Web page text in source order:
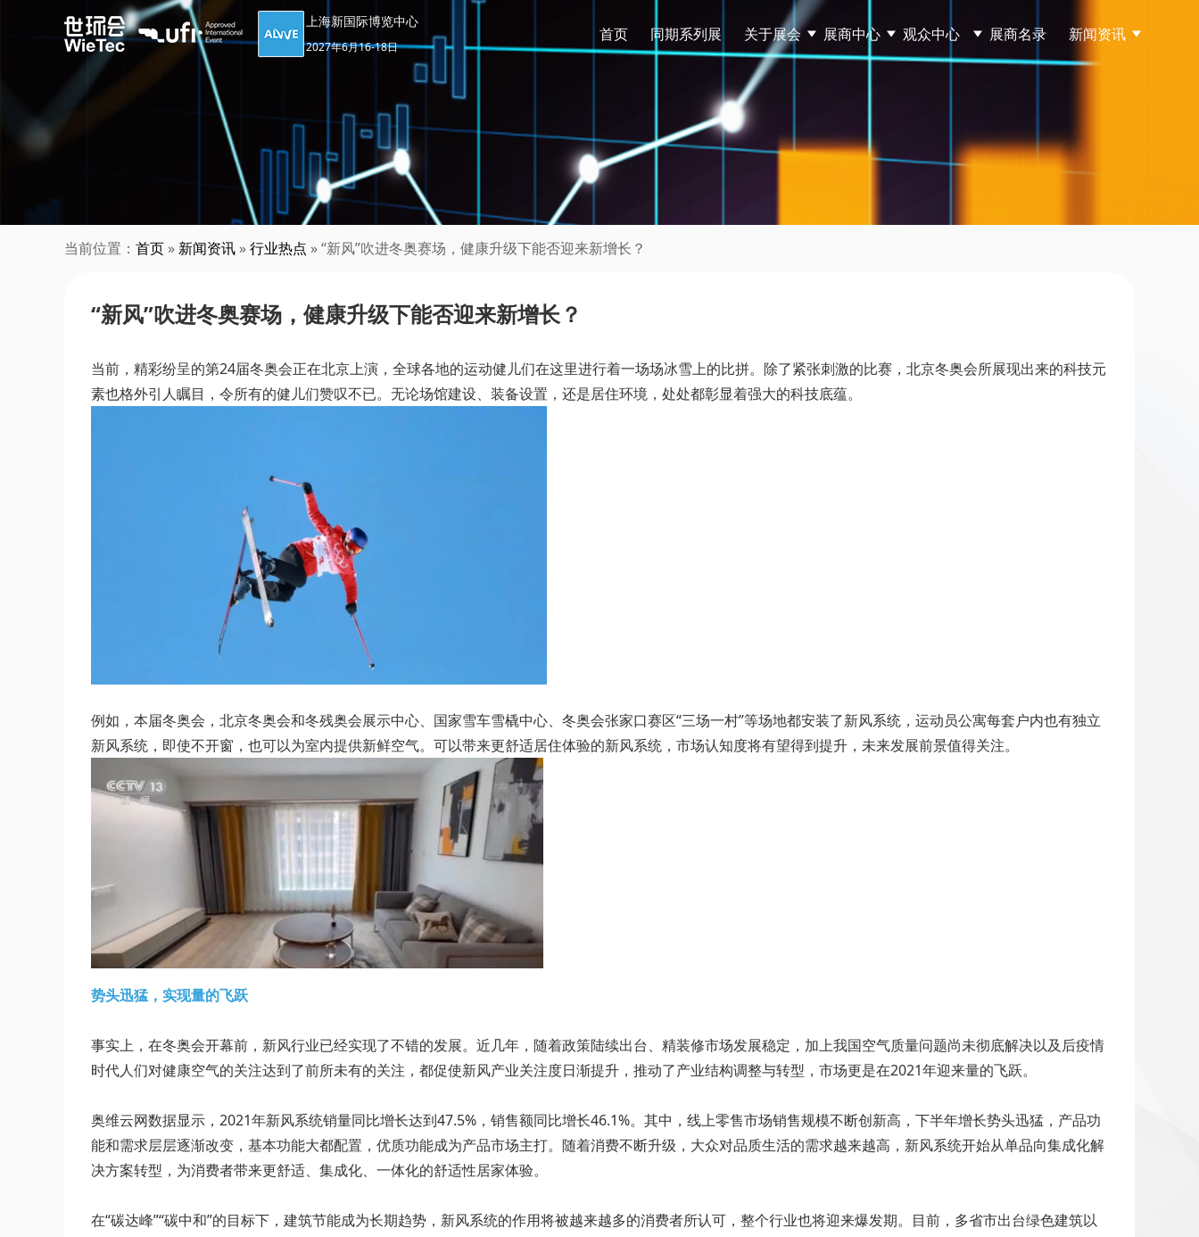
上海新国际博览中心
2027年6月16-18日
首页 同期系列展 关于展会 展商中心 观众中心 展商名录 新闻资讯
当前位置： 首页 » 新闻资讯 »行业热点 » “新风”吹进冬奥赛场，健康升级下能否迎来新增长？
“新风”吹进冬奥赛场，健康升级下能否迎来新增长？
当前，精彩纷呈的第24届冬奥会正在北京上演，全球各地的运动健儿们在这里进行着一场场冰雪上的比拼。除了紧张刺激的比赛，北京冬奥会所展现出来的科技元
素也格外引人瞩目，令所有的健儿们赞叹不已。无论场馆建设、装备设置，还是居住环境，处处都彰显着强大的科技底蕴。
例如，本届冬奥会，北京冬奥会和冬残奥会展示中心、国家雪车雪橇中心、冬奥会张家口赛区“三场一村”等场地都安装了新风系统，运动员公寓每套户内也有独立
新风系统，即使不开窗，也可以为室内提供新鲜空气。可以带来更舒适居住体验的新风系统，市场认知度将有望得到提升，未来发展前景值得关注。
势头迅猛，实现量的飞跃
事实上，在冬奥会开幕前，新风行业已经实现了不错的发展。近几年，随着政策陆续出台、精装修市场发展稳定，加上我国空气质量问题尚未彻底解决以及后疫情
时代人们对健康空气的关注达到了前所未有的关注，都促使新风产业关注度日渐提升，推动了产业结构调整与转型，市场更是在2021年迎来量的飞跃。
奥维云网数据显示，2021年新风系统销量同比增长达到47.5%，销售额同比增长46.1%。其中，线上零售市场销售规模不断创新高，下半年增长势头迅猛，产品功
能和需求层层逐渐改变，基本功能大都配置，优质功能成为产品市场主打。随着消费不断升级，大众对品质生活的需求越来越高，新风系统开始从单品向集成化解
决方案转型，为消费者带来更舒适、集成化、一体化的舒适性居家体验。
在“碳达峰”“碳中和”的目标下，建筑节能成为长期趋势，新风系统的作用将被越来越多的消费者所认可，整个行业也将迎来爆发期。目前，多省市出台绿色建筑以